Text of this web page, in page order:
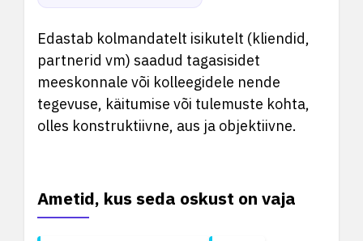
Edastab kolmandatelt isikutelt (kliendid,
partnerid vm) saadud tagasisidet
meeskonnale või kolleegidele nende
tegevuse, käitumise või tulemuste kohta,
olles konstruktiivne, aus ja objektiivne.
Ametid, kus seda oskust on vaja